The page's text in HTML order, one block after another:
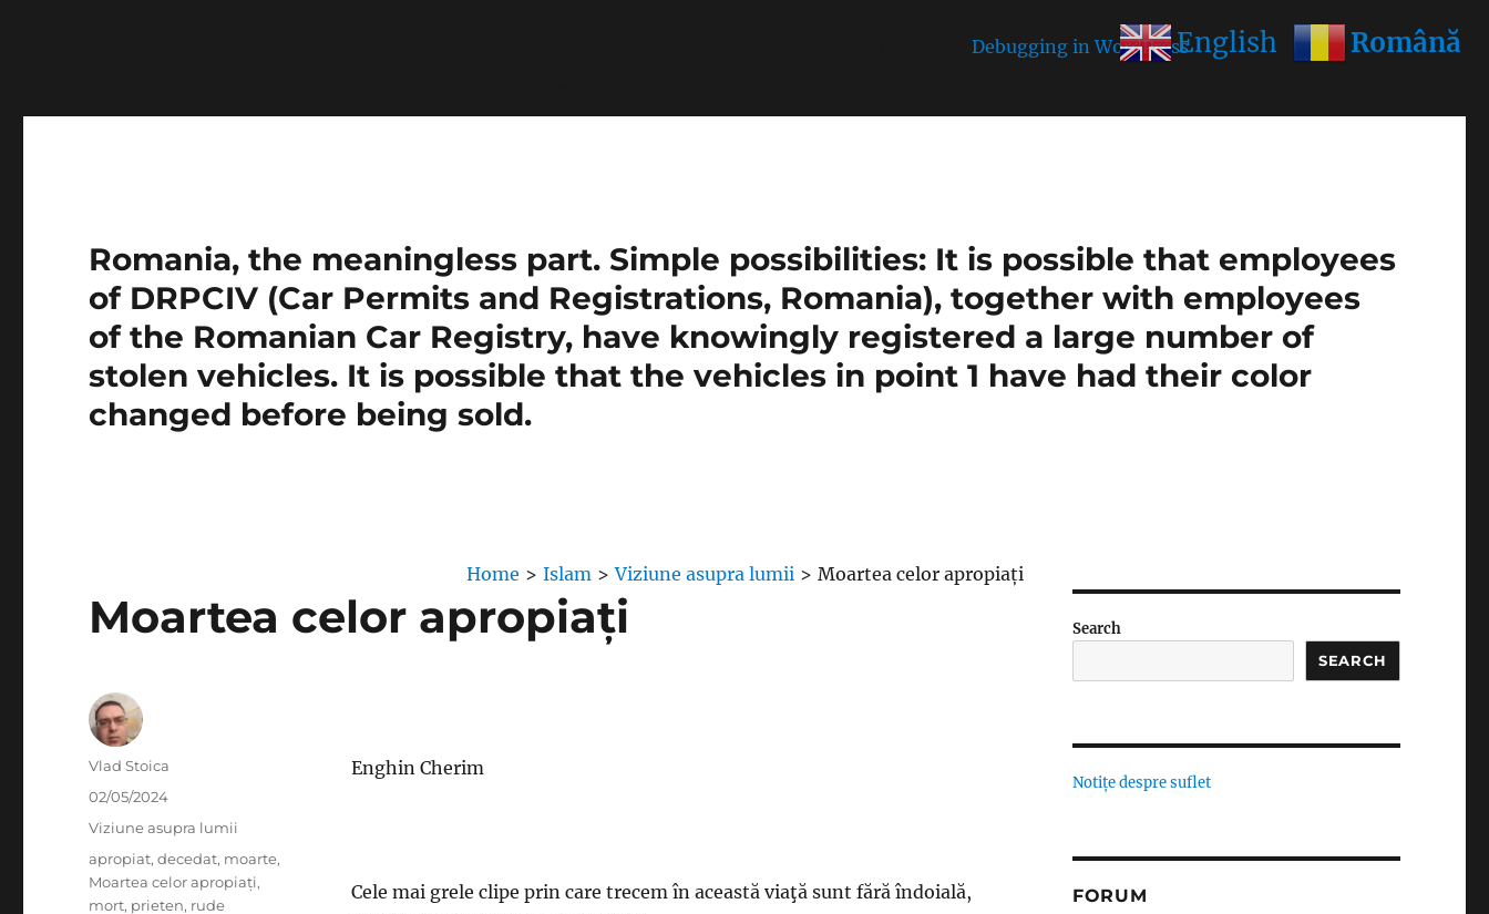
Debugging in WordPressfor more information. (This
Romania, the meaningless part. Simple possibilities: It is possible that employees
of DRPCIV (Car Permits and Registrations, Romania), together with employees
of the Romanian Car Registry, have knowingly registered a large number of
stolen vehicles. It is possible that the vehicles in point 1 have had their color
changed before being sold.
Home > Islam > Viziune asupra lumii > Moartea celor apropiați
Moartea celor apropiați
Enghin Cherim
Cele mai grele clipe prin care trecem în această viaţă sunt fără îndoială,
Author
Vlad Stoica
Posted
on
02/05/2024
Categories
Viziune asupra lumii
Tags
apropiat,decedat, moarte,
Moartea celor apropiați,
mort, prieten, rude
Search
SEARCH
Notițe despre suflet
FORUM
English Română